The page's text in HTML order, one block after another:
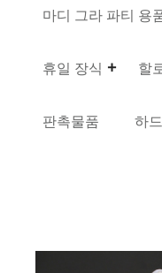
마디 그라 파티 용
휴일 장식 할
판촉물품 하